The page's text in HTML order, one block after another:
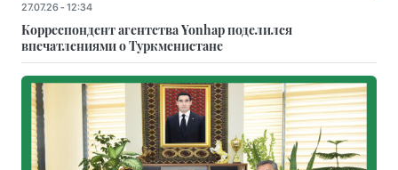
27.07.26 - 12:34
Корреспондент агентства Yonhap поделился
впечатлениями о Туркменистане